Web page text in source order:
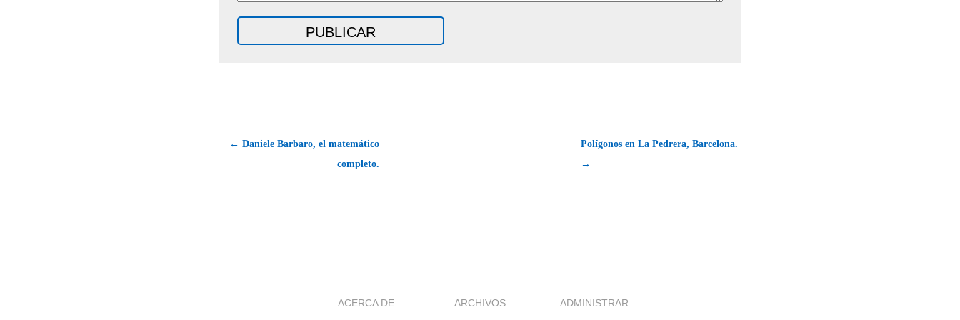
← Daniele Barbaro, el matemático
completo.
Polígonos en La Pedrera, Barcelona.
→
ACERCA DE ARCHIVOS ADMINISTRAR